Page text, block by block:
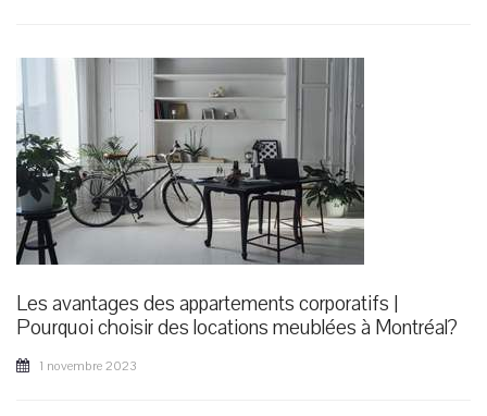
Les avantages des appartements corporatifs |
Pourquoi choisir des locations meublées à Montréal?
1 novembre 2023